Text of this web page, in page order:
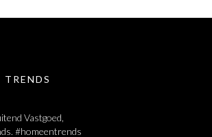
Vastgoed,
#homeentrends